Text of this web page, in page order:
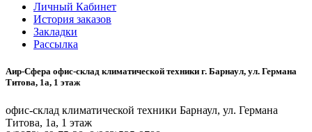
Личный Кабинет
История заказов
Закладки
Рассылка
Аир-Сфера офис-склад климатической техники г. Барнаул, ул. Германа
Титова, 1а, 1 этаж
офис-склад климатической техники Барнаул, ул. Германа
Титова, 1а, 1 этаж